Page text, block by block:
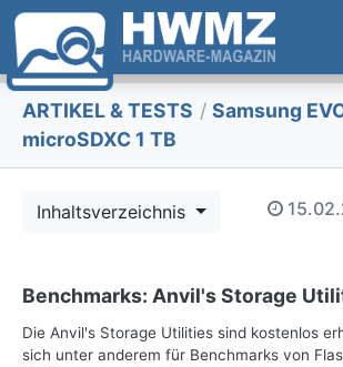
ARTIKEL & TESTS / Samsung
microSDXC 1 TB
Inhaltsverzeichnis
Benchmarks: Anvil's Storage
Die Anvil's Storage Utilities sind kostenlos
sich unter anderem für Benchmarks von